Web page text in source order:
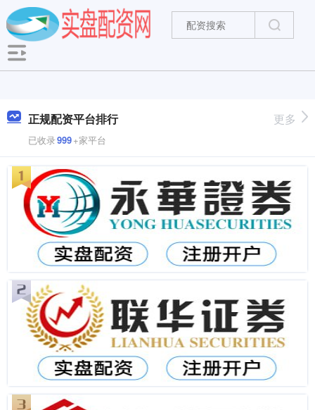
正规配资平台排行
已收录999+家平台
更多